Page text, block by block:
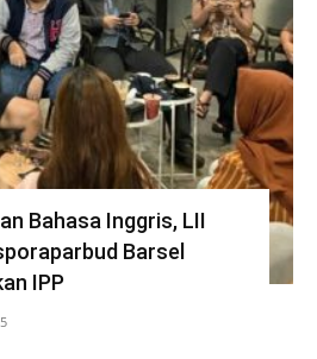
Bahasa Inggris, LII
Barsel
IPP